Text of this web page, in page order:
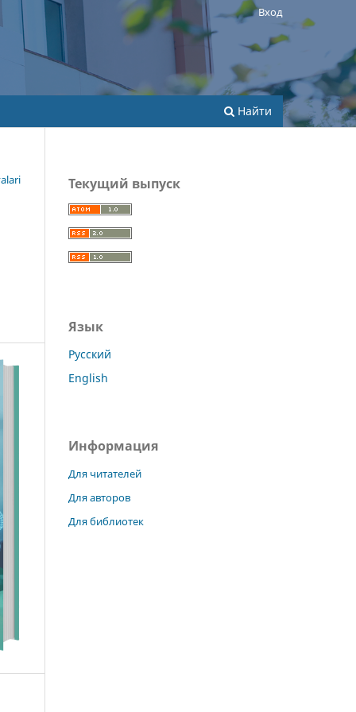
Найти
Вход
Текущий выпуск
Язык
Русский
English
Информация
Для читателей
Для авторов
Для библиотек